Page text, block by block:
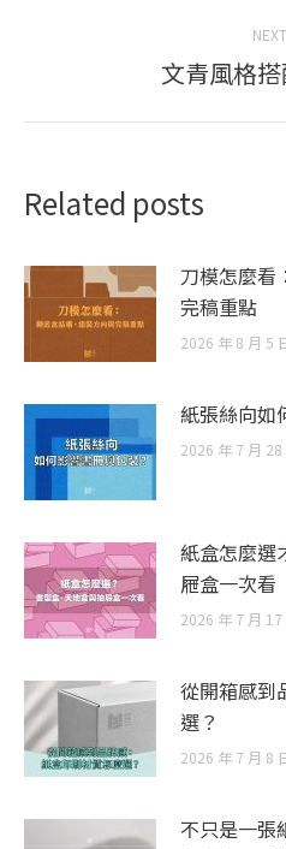
NEXT
文青風格
Related posts
刀模怎麼看
完稿重點
2026 年 8 月 5
紙張絲向如
2026 年 7 月 28
紙盒怎麼選
屜盒一次看
2026 年 7 月 17
從開箱感到
選？
2026 年 7 月 8
不只是一張